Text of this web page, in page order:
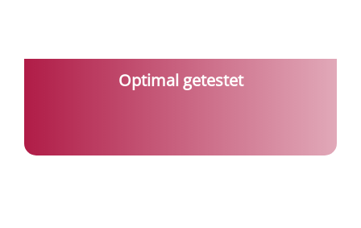
Optimal getestet